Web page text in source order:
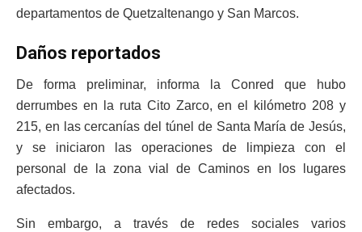
departamentos de Quetzaltenango y San Marcos.
Daños reportados
De forma preliminar, informa la Conred que hubo
derrumbes en la ruta Cito Zarco, en el kilómetro 208 y
215, en las cercanías del túnel de Santa María de Jesús,
y se iniciaron las operaciones de limpieza con el
personal de la zona vial de Caminos en los lugares
afectados.
Sin embargo, a través de redes sociales varios